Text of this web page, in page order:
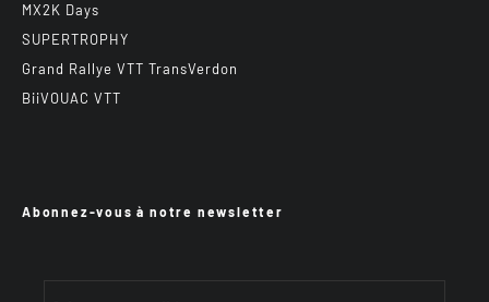
MX2K Days
SUPERTROPHY
Grand Rallye VTT TransVerdon
BiiVOUAC VTT
Abonnez-vous à notre newsletter